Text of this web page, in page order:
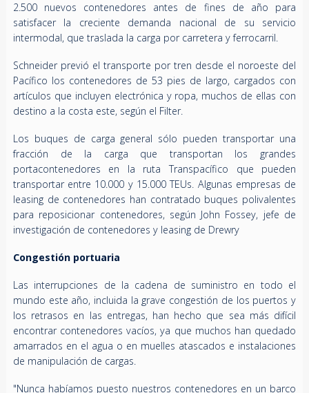
2.500 nuevos contenedores antes de fines de año para
satisfacer la creciente demanda nacional de su servicio
intermodal, que traslada la carga por carretera y ferrocarril.
Schneider previó el transporte por tren desde el noroeste del
Pacífico los contenedores de 53 pies de largo, cargados con
artículos que incluyen electrónica y ropa, muchos de ellas con
destino a la costa este, según el Filter.
Los buques de carga general sólo pueden transportar una
fracción de la carga que transportan los grandes
portacontenedores en la ruta Transpacífico que pueden
transportar entre 10.000 y 15.000 TEUs. Algunas empresas de
leasing de contenedores han contratado buques polivalentes
para reposicionar contenedores, según John Fossey, jefe de
investigación de contenedores y leasing de Drewry
Congestión portuaria
Las interrupciones de la cadena de suministro en todo el
mundo este año, incluida la grave congestión de los puertos y
los retrasos en las entregas, han hecho que sea más difícil
encontrar contenedores vacíos, ya que muchos han quedado
amarrados en el agua o en muelles atascados e instalaciones
de manipulación de cargas.
"Nunca habíamos puesto nuestros contenedores en un barco